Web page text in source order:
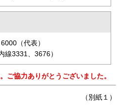
（代表）
線3331、3676）
ご協力ありがとうございました。
（別紙１）